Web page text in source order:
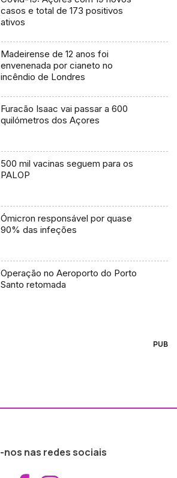
casos e total de 173 positivos
ativos
Madeirense de 12 anos foi
envenenada por cianeto no
incêndio de Londres
Furacão Isaac vai passar a 600
quilómetros dos Açores
500 mil vacinas seguem para os
PALOP
Ómicron responsável por quase
90% das infeções
Operação no Aeroporto do Porto
Santo retomada
PUB
nos nas redes sociais